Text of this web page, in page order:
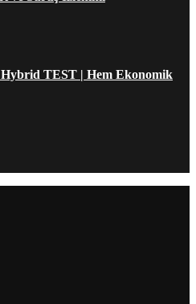
TEST | Hem Ekonomik